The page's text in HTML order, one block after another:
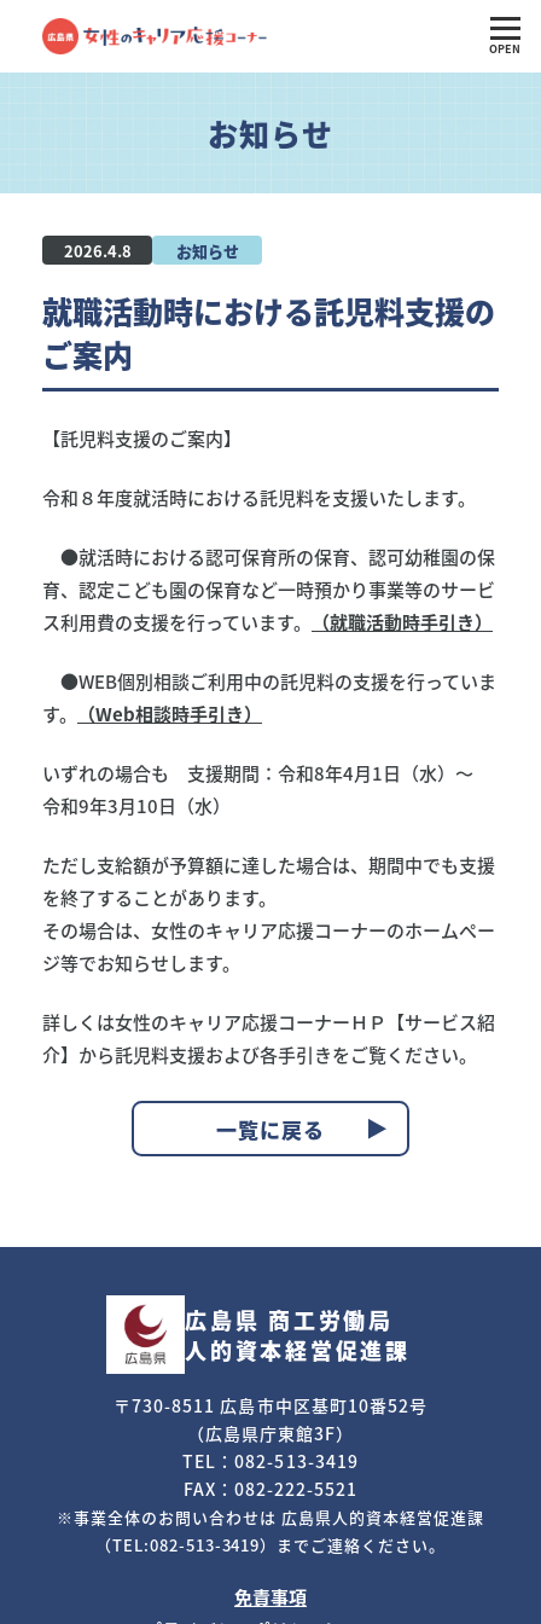
OPEN
お知らせ
2026.4.8 お知らせ
就職活動時における託児料支援の
ご案内
【託児料支援のご案内】
令和８年度就活時における託児料を支援いたします。
●就活時における認可保育所の保育、認可幼稚園の保
育、認定こども園の保育など一時預かり事業等のサービ
ス利用費の支援を行っています。
（就職活動時手引き）
●WEB個別相談ご利用中の託児料の支援を行っていま
す。
（Web相談時手引き）
いずれの場合も 支援期間：令和8年4月1日（水）～
令和9年3月10日（水）
ただし支給額が予算額に達した場合は、期間中でも支援
を終了することがあります。
その場合は、女性のキャリア応援コーナーのホームぺー
ジ等でお知らせします。
詳しくは女性のキャリア応援コーナーＨＰ【サービス紹
介】から託児料支援および各手引きをご覧ください。
一覧に戻る
広島県 商工労働局
人的資本経営促進課
〒730-8511 広島市中区基町10番52号
（広島県庁東館3F）
TEL：082-513-3419
FAX：082-222-5521
※事業全体のお問い合わせは 広島県人的資本経営促進課
（TEL:082-513-3419）までご連絡ください。
免責事項